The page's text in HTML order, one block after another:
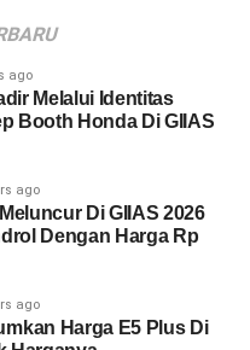
ago
Melalui Identitas
Booth Honda Di GIIAS
ago
Di GIIAS 2026
Dengan Harga Rp
ago
Harga E5 Plus Di